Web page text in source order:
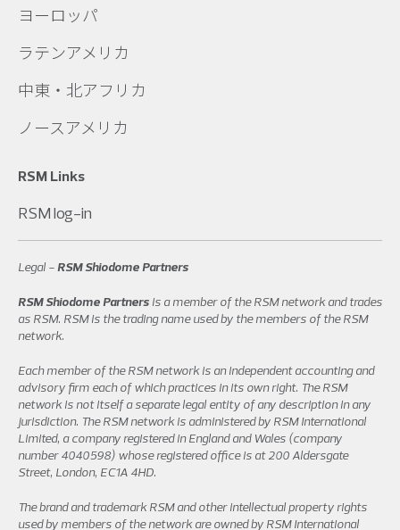
ヨーロッパ
ラテンアメリカ
中東・北アフリカ
ノースアメリカ
RSM Links
RSM log-in
Legal -RSM Shiodome Partners
RSM Shiodome Partners is a member of the RSM network and trades
as RSM. RSM is the trading name used by the members of the RSM
network.
Each member of the RSM network is an independent accounting and
advisory firm each of which practices in its own right. The RSM
network is not itself a separate legal entity of any description in any
jurisdiction. The RSM network is administered by RSM International
Limited, a company registered in England and Wales (company
number 4040598) whose registered office is at 200 Aldersgate
Street, London, EC1A 4HD.
The brand and trademark RSM and other intellectual property rights
used by members of the network are owned by RSM International